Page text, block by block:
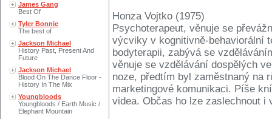
James Gang
Best Of
Tyler Bonnie
The best of
Jackson Michael
History Past, Present And
Future
Jackson Michael
Blood On The Dance Floor -
History In The Mix
Youngbloods
Youngbloods / Earth Music /
Elephant Mountain
Honza Vojtko (1975)
Psychoterapeut, věnuje se
výcviky v kognitivně-behaviorální
bodyterapii, zabývá se
věnuje se vzdělávání dospělých
noze, předtím byl zaměstnaný na
marketingové komunikaci. Píše
videa. Občas ho lze zaslechnout i